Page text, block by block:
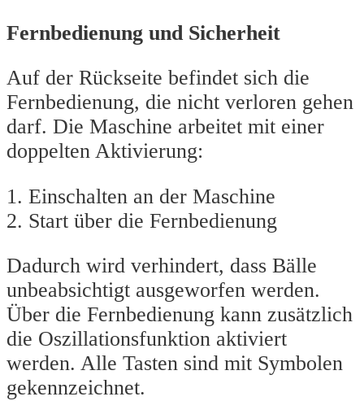
Fernbedienung und Sicherheit
Auf der Rückseite befindet sich die
Fernbedienung, die nicht verloren gehen
darf. Die Maschine arbeitet mit einer
doppelten Aktivierung:
1. Einschalten an der Maschine
2. Start über die Fernbedienung
Dadurch wird verhindert, dass Bälle
unbeabsichtigt ausgeworfen werden.
Über die Fernbedienung kann zusätzlich
die Oszillationsfunktion aktiviert
werden. Alle Tasten sind mit Symbolen
gekennzeichnet.